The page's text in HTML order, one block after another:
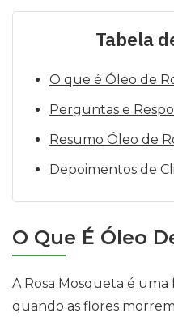
O Que É Óleo
A Rosa Mosqueta é
quando as flores
Tabela
O que é Óleo de
Perguntas e
Resumo Óleo de
Depoimentos de